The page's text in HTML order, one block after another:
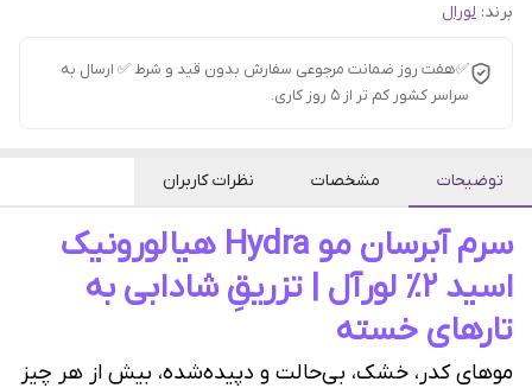
برند: لورال
✅هفت روز ضمانت مرجوعی سفارش بدون قید و شرط ✅ ارسال به
سراسر کشور کم تر از 5 روز کاری.
توضیحات مشخصات نظرات کاربران
سرم آبرسان مو Hydra هیالورونیک
اسید ۲٪ لورآل | تزریقِ شادابی به
تارهای خسته
موهای کدر، خشک، بی‌حالت و دپیده‌شده، بیش از هر چیز